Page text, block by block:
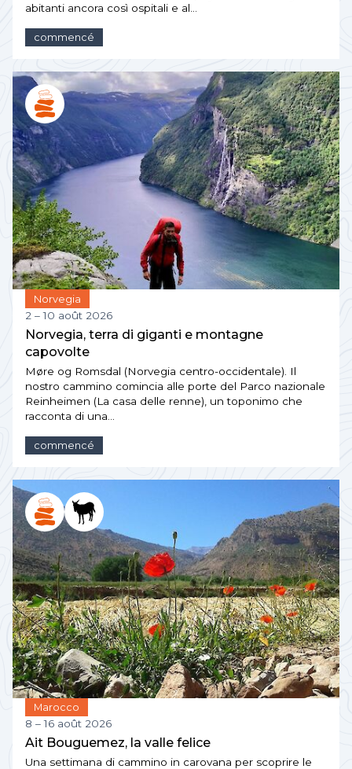
abitanti ancora così ospitali e al…
commencé
Norvegia
2 – 10 août 2026
Norvegia, terra di giganti e montagne
capovolte
Møre og Romsdal (Norvegia centro-occidentale). Il
nostro cammino comincia alle porte del Parco nazionale
Reinheimen (La casa delle renne), un toponimo che
racconta di una…
commencé
Marocco
8 – 16 août 2026
Ait Bouguemez, la valle felice
Una settimana di cammino in carovana per scoprire le